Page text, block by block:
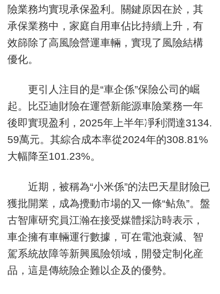
險業務均實現承保盈利。關鍵原因在於，其
承保業務中，家庭自用車佔比持續上升，有
效篩除了高風險營運車輛，實現了風險結構
優化。
更引人注目的是“車企係”保險公司的崛
起。比亞迪財險在運營新能源車險業務一年
後即實現盈利，2025年上半年凈利潤達3134.
59萬元。其綜合成本率從2024年的308.81%
大幅降至101.23%。
近期，被稱為“小米係”的法巴天星財險已
獲批開業，成為攪動市場的又一條“鲇魚”。盤
古智庫研究員江瀚在接受媒體採訪時表示，
車企擁有車輛運行數據，可在電池衰減、智
駕系統故障等新興風險領域，開發定制化産
品，這是傳統險企難以企及的優勢。